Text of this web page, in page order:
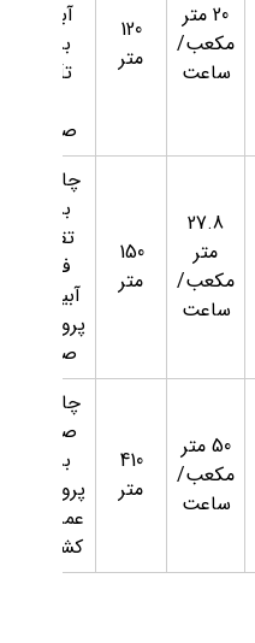
20 متر
مکعب/
ساعت
120
متر
آبیاری
بزرگ،
تأمین
صنعتی
27.8
متر
مکعب/
ساعت
150
متر
چاه‌های
بزرگ،
تقویت
فشار،
آبیاری و
پروژه‌های
صنعتی
50 متر
مکعب/
ساعت
410
متر
چاه‌های
صنعتی
بزرگ،
پروژه‌های
عمرانی و
کشاورزی